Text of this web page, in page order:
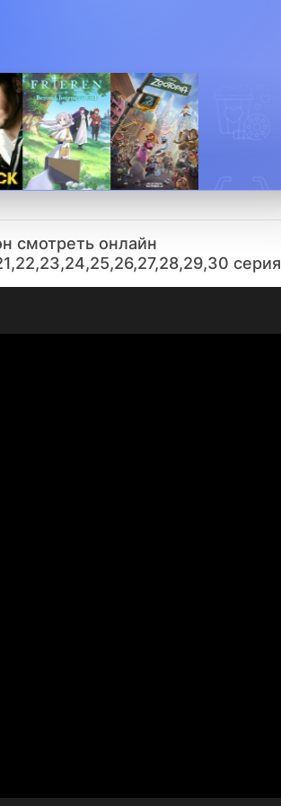
смотреть онлайн
серия